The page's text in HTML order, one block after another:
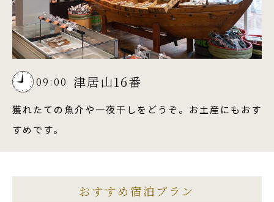
09:00 津居山16番
獲れたての魚介や一夜干しをどうぞ。お土産にもおす
すめです。
おすすめ宿泊プラン